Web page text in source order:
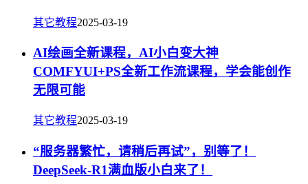
其它教程2025-03-19
AI绘画全新课程，AI小白变大神
COMFYUI+PS全新工作流课程，学会能创作
无限可能
其它教程2025-03-19
“服务器繁忙，请稍后再试”，别等了！
DeepSeek-R1满血版小白来了！